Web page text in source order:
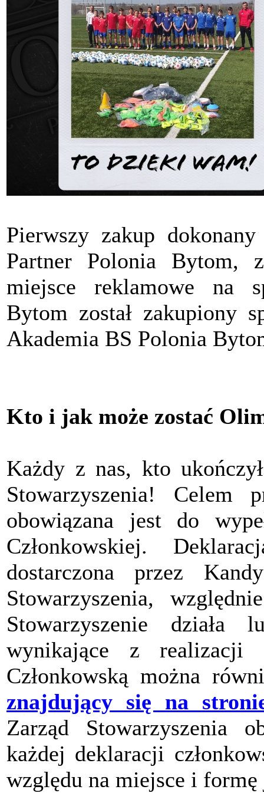
Pierwszy zakup
Partner Polonia Bytom,
miejsce reklamowe na
Bytom został zakupiony
Akademia BS Polonia
Kto i jak może zostać
Każdy z nas, kto
Stowarzyszenia! Celem
obowiązana jest do
Członkowskiej.
dostarczona przez
Stowarzyszenia,
Stowarzyszenie działa
wynikające z realizacji
Członkowską można
znajdujący się na
Zarząd Stowarzyszenia
każdej deklaracji
względu na miejsce i